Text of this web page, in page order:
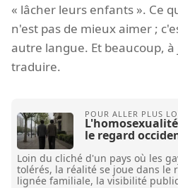
« lâcher leurs enfants ». Ce
n'est pas de mieux aimer ;
autre langue. Et beaucoup,
traduire.
le regard
Loin du cliché d'un pays où les
tolérés, la réalité se joue dans le
lignée familiale, la visibilité